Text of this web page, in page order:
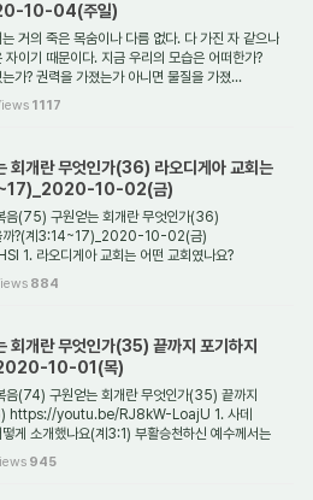
10-04(주일)
거의 죽은 목숨이나 다름 없다. 다 가진 자 같으나
이기 때문이다. 지금 우리의 모습은 어떠한가?
가? 권력을 가졌는가 아니면 물질을 가졌...
1117
회개란 무엇인가(36) 라오디게아 교회는
10-02(금)
음(75) 구원얻는 회개란 무엇인가(36)
까?(계3:14~17)_2020-10-02(금)
라오디게아 교회는 어떤 교회였나요?
아시아...
884
회개란 무엇인가(35) 끝까지 포기하지
10-01(목)
음(74) 구원얻는 회개란 무엇인가(35) 끝까지
https://youtu.be/RJ8kW-LoajU 1. 사데
게 소개했나요(계3:1) 부활승천하신 예수께서는
945